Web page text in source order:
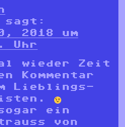
sagt:
2018 um
Uhr
wieder Zeit
Kommentar
Lieblings-
ein
von